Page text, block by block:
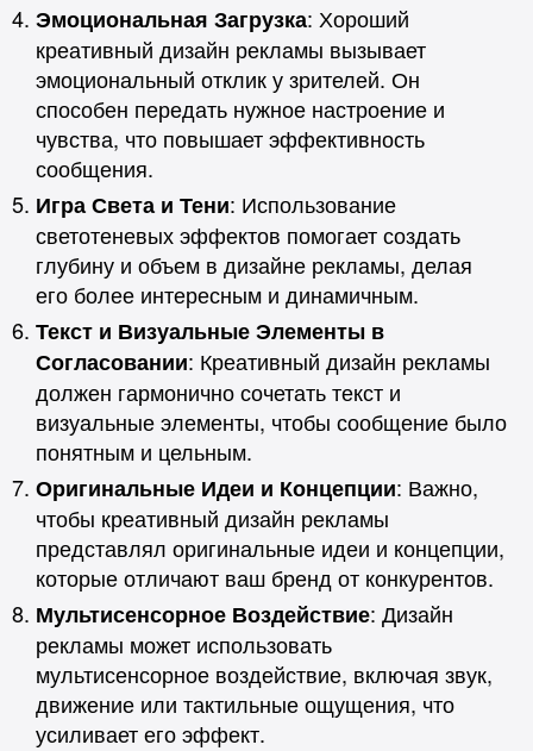
Эмоциональная Загрузка: Хороший
креативный дизайн рекламы вызывает
эмоциональный отклик у зрителей. Он
способен передать нужное настроение и
чувства, что повышает эффективность
сообщения.
Игра Света и Тени: Использование
светотеневых эффектов помогает создать
глубину и объем в дизайне рекламы, делая
его более интересным и динамичным.
Текст и Визуальные Элементы в
Согласовании: Креативный дизайн рекламы
должен гармонично сочетать текст и
визуальные элементы, чтобы сообщение было
понятным и цельным.
Оригинальные Идеи и Концепции: Важно,
чтобы креативный дизайн рекламы
представлял оригинальные идеи и концепции,
которые отличают ваш бренд от конкурентов.
Мультисенсорное Воздействие: Дизайн
рекламы может использовать
мультисенсорное воздействие, включая звук,
движение или тактильные ощущения, что
усиливает его эффект.